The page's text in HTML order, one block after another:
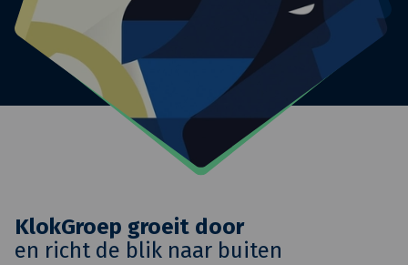
KlokGroep groeit door
en richt de blik naar buiten